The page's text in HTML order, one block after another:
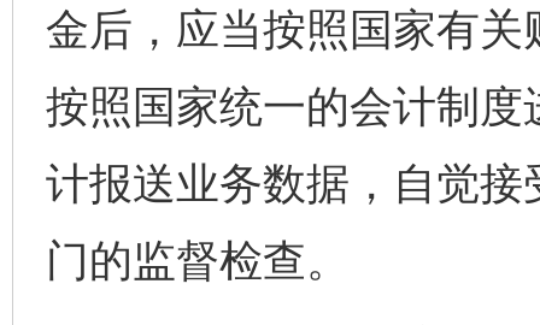
金后，应当按照国家有
按照国家统一的会计制
计报送业务数据，自觉
门的监督检查。